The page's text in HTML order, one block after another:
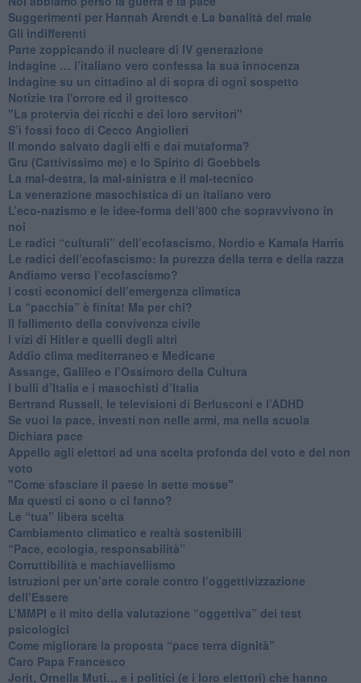
Suggerimenti per Hannah Arendt e La banalità del male
​Gli indifferenti
Parte zoppicando il nucleare di IV generazione
​Indagine … l’italiano vero confessa la sua innocenza
Indagine su un cittadino al di sopra di ogni sospetto
Notizie tra l'orrore ed il grottesco
"La protervia dei ricchi e dei loro servitori"
S’i fossi foco di Cecco Angiolieri
​Il mondo salvato dagli elfi e dai mutaforma?
Gru (Cattivissimo me) e lo Spirito di Goebbels
​La mal-destra, la mal-sinistra e il mal-tecnico
​La venerazione masochistica di un italiano vero
​L’eco-nazismo e le idee-forma dell’800 che sopravvivono in
noi
​Le radici “culturali” dell’ecofascismo, Nordio e Kamala Harris
Le radici dell’ecofascismo: la purezza della terra e della razza
Andiamo verso l’ecofascismo?
I costi economici dell’emergenza climatica
​La “pacchia” è finita! Ma per chi?
​Il fallimento della convivenza civile
​I vizi di Hitler e quelli degli altri
Addio clima mediterraneo e Medicane
​Assange, Galileo e l’Ossimoro della Cultura
​I bulli d’Italia e i masochisti d’Italia
​Bertrand Russell, le televisioni di Berlusconi e l’ADHD
​Se vuoi la pace, investi non nelle armi, ma nella scuola
​Dichiara pace
​Appello agli elettori ad una scelta profonda del voto e del non
voto
"Come sfasciare il paese in sette mosse"
​Ma questi ci sono o ci fanno?
​Le “tua” libera scelta
Cambiamento climatico e realtà sostenibili
“Pace, ecologia, responsabilità”
​Corruttibilità e machiavellismo
Istruzioni per un’arte corale contro l’oggettivizzazione
dell’Essere
​L’MMPI e il mito della valutazione “oggettiva” dei test
psicologici
Come migliorare la proposta “pace terra dignità”
Caro Papa Francesco
​Jorit, Ornella Muti… e i politici (e i loro elettori) che hanno